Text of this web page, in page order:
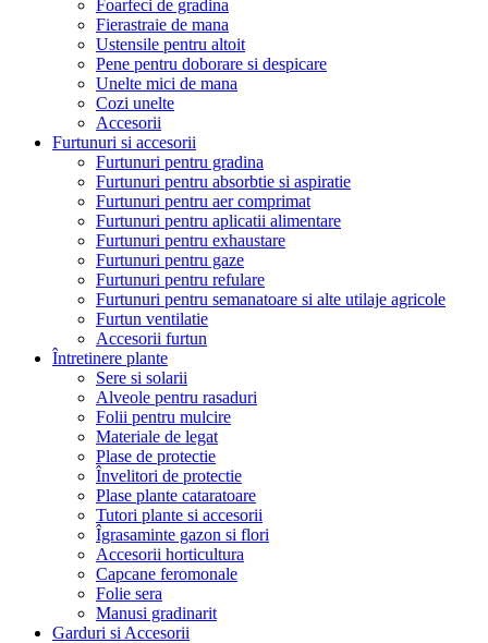
Foarfeci de gradina
Fierastraie de mana
Ustensile pentru altoit
Pene pentru doborare si despicare
Unelte mici de mana
Cozi unelte
Accesorii
Furtunuri si accesorii
Furtunuri pentru gradina
Furtunuri pentru absorbtie si aspiratie
Furtunuri pentru aer comprimat
Furtunuri pentru aplicatii alimentare
Furtunuri pentru exhaustare
Furtunuri pentru gaze
Furtunuri pentru refulare
Furtunuri pentru semanatoare si alte utilaje agricole
Furtun ventilatie
Accesorii furtun
Întretinere plante
Sere si solarii
Alveole pentru rasaduri
Folii pentru mulcire
Materiale de legat
Plase de protectie
Învelitori de protectie
Plase plante cataratoare
Tutori plante si accesorii
Îgrasaminte gazon si flori
Accesorii horticultura
Capcane feromonale
Folie sera
Manusi gradinarit
Garduri si Accesorii